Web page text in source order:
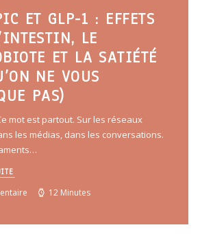
ET GLP-1 : EFFETS
LE
ET LA SATIÉTÉ
NE VOUS
PAS)
mot est partout. Sur les réseaux
les médias, dans les conversations.
12 Minutes